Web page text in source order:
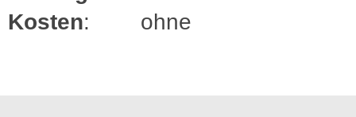
Kosten: ohne